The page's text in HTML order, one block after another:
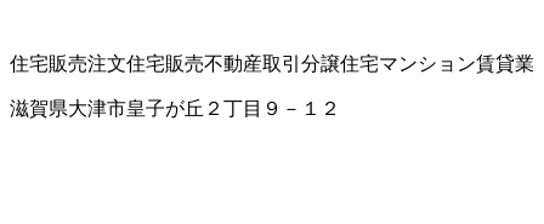
住宅販売注文住宅販売不動産取引 分譲住宅マンション賃貸業
滋賀県大津市皇子が丘２丁目９－１２